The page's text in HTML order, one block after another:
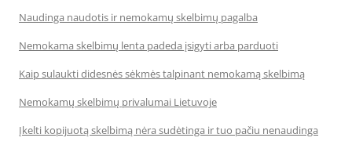
Naudinga naudotis ir nemokamų skelbimų pagalba
Nemokama skelbimų lenta padeda įsigyti arba parduoti
Kaip sulaukti didesnės sėkmės talpinant nemokamą skelbimą
Nemokamų skelbimų privalumai Lietuvoje
Įkelti kopijuotą skelbimą nėra sudėtinga ir tuo pačiu nenaudinga